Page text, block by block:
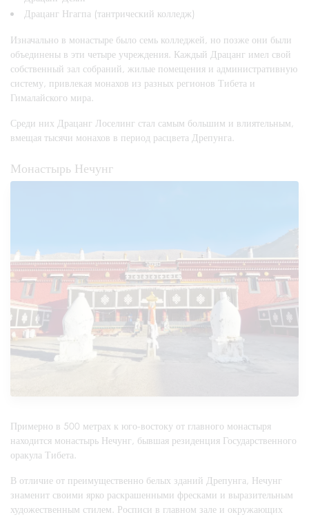
Драцанг Нгагпа (тантрический колледж)
Изначально в монастыре было семь колледжей, но позже они были
объединены в эти четыре учреждения. Каждый Драцанг имел свой
собственный зал собраний, жилые помещения и административную
систему, привлекая монахов из разных регионов Тибета и
Гималайского мира.
Среди них Драцанг Лоселинг стал самым большим и влиятельным,
вмещая тысячи монахов в период расцвета Дрепунга.
Монастырь Нечунг
Примерно в 500 метрах к юго-востоку от главного монастыря
находится монастырь Нечунг, бывшая резиденция Государственного
оракула Тибета.
В отличие от преимущественно белых зданий Дрепунга, Нечунг
знаменит своими ярко раскрашенными фресками и выразительным
художественным стилем. Росписи в главном зале и окружающих